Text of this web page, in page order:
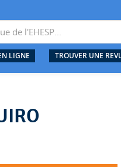
LIGNE TROUVER UNE